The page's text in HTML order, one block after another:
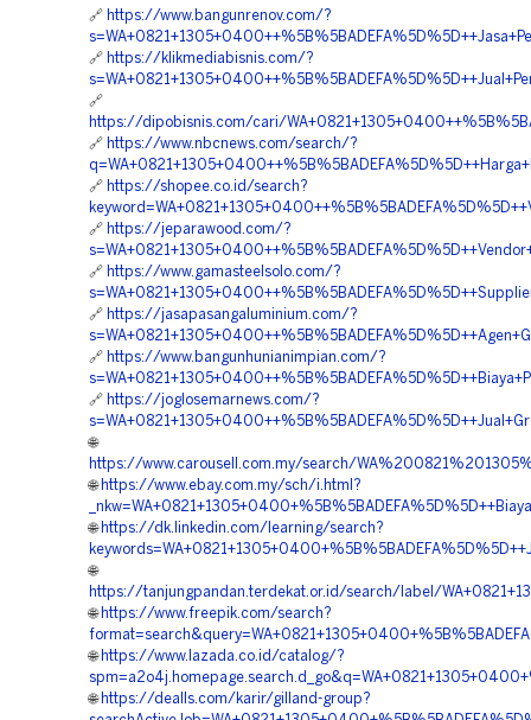
🔗 https://www.bangunrenov.com/?
🔗 https://klikmediabisnis.com/?
🔗
https://dipobisnis.com/cari/
🔗 https://www.nbcnews.com/search/?
🔗 https://shopee.co.id/search?
🔗 https://jeparawood.com/?
🔗 https://www.gamasteelsolo.com/?
🔗 https://jasapasangaluminium.com/?
🔗 https://www.bangunhunianimpian.com/?
🔗 https://joglosemarnews.com/?
🌐
https://www.carousell.com.my/search/
🌐 https://www.ebay.com.my/sch/i.html?
🌐 https://dk.linkedin.com/learning/search?
🌐
https://tanjungpandan.terdekat.or.id/search/label/
🌐 https://www.freepik.com/search?
🌐 https://www.lazada.co.id/catalog/?
🌐 https://dealls.com/karir/gilland-group?